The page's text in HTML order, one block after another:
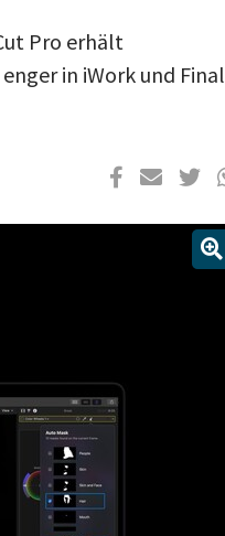
Pro erhält
in iWork und Final